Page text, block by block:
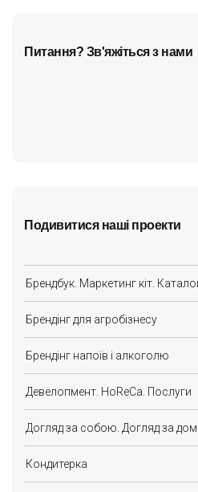
Питання? Зв'яжіться з нами
Подивитися наші проекти
Брендбук. Маркетинг кіт.
Брендінг для агробізнесу
Брендінг напоїв і алкоголю
Девелопмент. HoReCa. Послуги
Догляд за собою. Догляд за
Кондитерка